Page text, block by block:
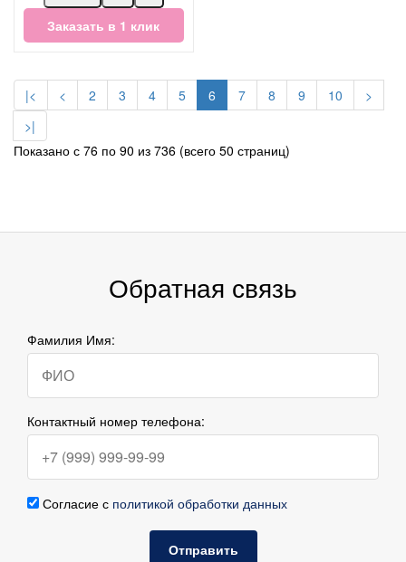
Заказать в 1 клик
|< < 2 3 4 5 6 7 8 9 10
>
>|
Показано с 76 по 90 из 736 (всего 50 страниц)
Обратная связь
Фамилия Имя:
Контактный номер телефона:
Согласие с политикой обработки данных
Отправить